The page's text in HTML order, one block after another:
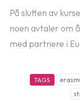
På slutten av
noen avtaler om
med partnere i
TAGS